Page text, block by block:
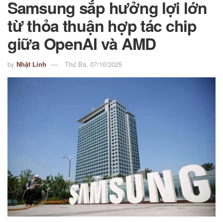
Samsung sắp hưởng lợi lớn
từ thỏa thuận hợp tác chip
giữa OpenAI và AMD
by Nhật Linh Thứ Ba, 07/10/2025